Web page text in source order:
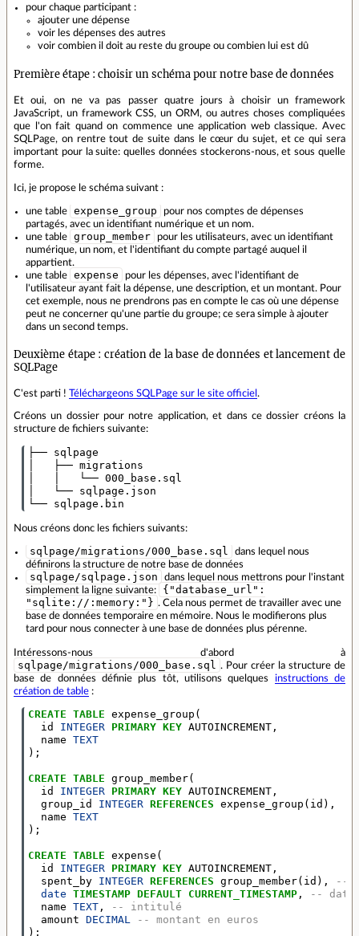
pour chaque participant :
ajouter une dépense
voir les dépenses des autres
voir combien il doit au reste du groupe ou combien lui est dû
Première étape : choisir un schéma pour notre base de données
Et oui, on ne va pas passer quatre jours à choisir un framework
JavaScript, un framework CSS, un ORM, ou autres choses compliquées
que l'on fait quand on commence une application web classique. Avec
SQLPage, on rentre tout de suite dans le cœur du sujet, et ce qui sera
important pour la suite: quelles données stockerons-nous, et sous quelle
forme.
Ici, je propose le schéma suivant :
une table expense_group
pour nos comptes de dépenses
partagés, avec un identifiant numérique et un nom.
une table
group_member
pour les utilisateurs, avec un identifiant
numérique, un nom, et l'identifiant du compte partagé auquel il
appartient.
une table
expense
pour les dépenses, avec l'identifiant de
l'utilisateur ayant fait la dépense, une description, et un montant. Pour
cet exemple, nous ne prendrons pas en compte le cas où une dépense
peut ne concerner qu'une partie du groupe; ce sera simple à ajouter
dans un second temps.
Deuxième étape : création de la base de données et lancement de
SQLPage
C'est parti ! Téléchargeons SQLPage sur le site officiel .
Créons un dossier pour notre application, et dans ce dossier créons la
structure de fichiers suivante:
├── sqlpage
│   ├── migrations
│   │   └── 000_base.sql
│   └── sqlpage.json
Nous créons donc les fichiers suivants:
sqlpage/migrations/000_base.sql
dans lequel nous
définirons la structure de notre base de données
sqlpage/sqlpage.json
dans lequel nous mettrons pour l'instant
simplement la ligne suivante:
{"database_url":
"sqlite://:memory:"} . Cela nous permet de travailler avec une
base de données temporaire en mémoire. Nous le modifierons plus
tard pour nous connecter à une base de données plus pérenne.
Intéressons-nous d'abord à
sqlpage/migrations/000_base.sql
. Pour créer la structure de
base de données définie plus tôt, utilisons quelques instructions de
création de table :
CREATE TABLE expense_group (
id
INTEGER PRIMARY KEY AUTOINCREMENT ,
name TEXT
);
CREATE TABLE group_member(
id
INTEGER PRIMARY KEY AUTOINCREMENT ,
group_id
INTEGER REFERENCES expense_group ( id ),
name TEXT
);
CREATE TABLE expense (
id
INTEGER PRIMARY KEY AUTOINCREMENT ,
spent_by INTEGER REFERENCES group_member( id ),
--
date TIMESTAMP DEFAULT CURRENT_TIMESTAMP ,
-- date
name TEXT ,
-- intitulé
amount DECIMAL
-- montant en euros
);